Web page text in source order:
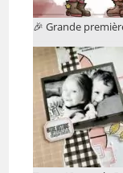
🎉 Grande